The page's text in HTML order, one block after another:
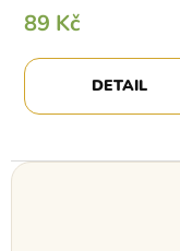
89 Kč
DETAIL